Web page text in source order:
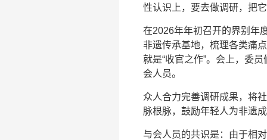
性认识上，要去做调研，把
在2026年年初召开的界别年
非遗传承基地，梳理各类痛
就是“收官之作”。会上，委
会人员。
众人合力完善调研成果，将
脉根脉，鼓励年轻人为非遗成
与会人员的共识是：由于相